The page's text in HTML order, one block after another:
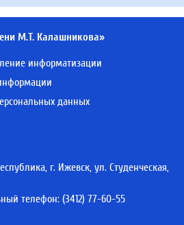
М.Т. Калашникова»
информатизации
данных
г. Ижевск, ул. Студенческая,
телефон: (3412) 77-60-55